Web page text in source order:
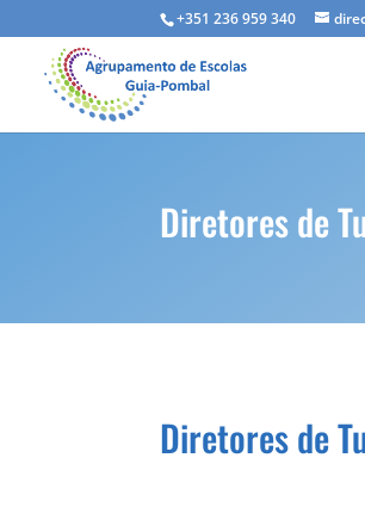
+351 236 959 340
Diretores de
Diretores de